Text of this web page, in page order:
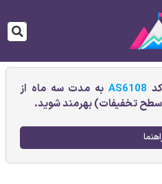
AS6108به مدت سه ماه از
سطح تخفیفات) بهرمند شوید.